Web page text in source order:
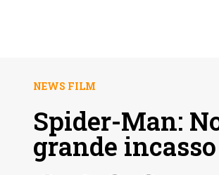
NEWS FILM
Spider-Man:
grande